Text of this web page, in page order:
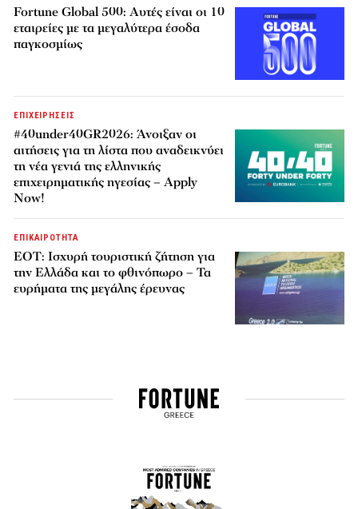
Fortune Global 500: Αυτές είναι οι 10
εταιρείες με τα μεγαλύτερα έσοδα
παγκοσμίως
ΕΠΙΧΕΙΡΗΣΕΙΣ
#40under40GR2026: Άνοιξαν οι
αιτήσεις για τη λίστα που αναδεικνύει
τη νέα γενιά της ελληνικής
επιχειρηματικής ηγεσίας – Apply
Now!
ΕΠΙΚΑΙΡΟΤΗΤΑ
ΕΟΤ: Ισχυρή τουριστική ζήτηση για
την Ελλάδα και το φθινόπωρο – Τα
ευρήματα της μεγάλης έρευνας